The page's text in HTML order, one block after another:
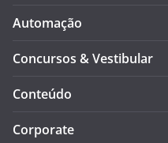
Automação
Concursos & Vestibular
Conteúdo
Corporate